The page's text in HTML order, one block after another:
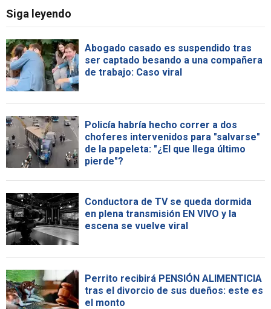
Siga leyendo
Abogado casado es suspendido tras
ser captado besando a una compañera
de trabajo: Caso viral
Policía habría hecho correr a dos
choferes intervenidos para "salvarse"
de la papeleta: "¿El que llega último
pierde"?
Conductora de TV se queda dormida
en plena transmisión EN VIVO y la
escena se vuelve viral
Perrito recibirá PENSIÓN ALIMENTICIA
tras el divorcio de sus dueños: este es
el monto